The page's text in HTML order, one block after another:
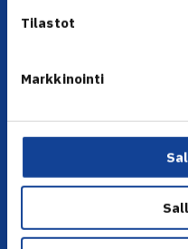
Tilastot
Markkinointi
Toimiston puhelinajat:
Muina aikoina olkaa
sähköpostitse: